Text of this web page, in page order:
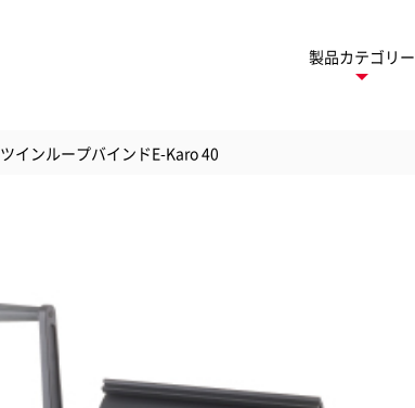
製品カテゴリー
ソリューション
ツインループバインドE-Karo 40